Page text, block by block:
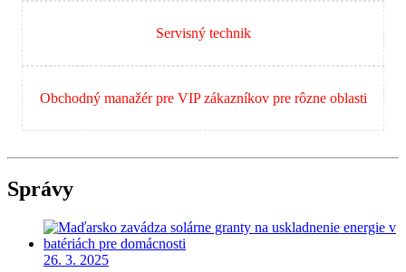
Servisný technik
Obchodný manažér pre VIP zákazníkov pre rôzne oblasti
Správy
26. 3. 2025